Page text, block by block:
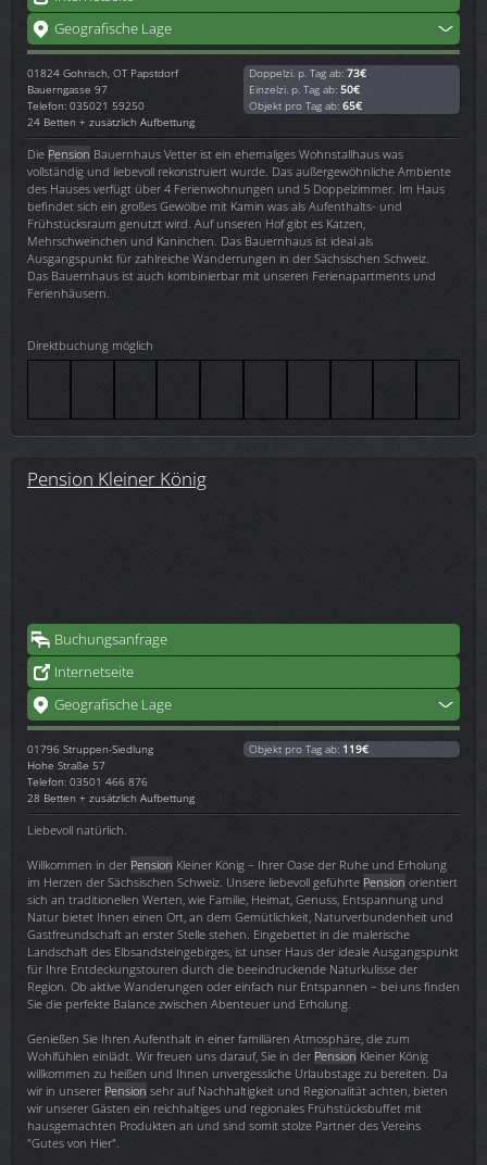
Geografische Lage
01824 Gohrisch, OT Papstdorf
Bauerngasse 97
Telefon: 035021 59250
24 Betten + zusätzlich Aufbettung
Doppelzi. p. Tag ab: 73€
Einzelzi. p. Tag ab: 50€
Objekt pro Tag ab: 65€
Die Pension Bauernhaus Vetter ist ein ehemaliges Wohnstallhaus was
vollständig und liebevoll rekonstruiert wurde. Das außergewöhnliche Ambiente
des Hauses verfügt über 4 Ferienwohnungen und 5 Doppelzimmer. Im Haus
befindet sich ein großes Gewölbe mit Kamin was als Aufenthalts- und
Frühstücksraum genutzt wird. Auf unseren Hof gibt es Katzen,
Mehrschweinchen und Kaninchen. Das Bauernhaus ist ideal als
Ausgangspunkt für zahlreiche Wanderrungen in der Sächsischen Schweiz.
Das Bauernhaus ist auch kombinierbar mit unseren Ferienapartments und
Ferienhäusern.
Direktbuchung möglich
Pension Kleiner König
Buchungsanfrage
Internetseite
Geografische Lage
01796 Struppen-Siedlung
Hohe Straße 57
Telefon: 03501 466 876
28 Betten + zusätzlich Aufbettung
Objekt pro Tag ab: 119€
Liebevoll natürlich.
Willkommen in der Pension Kleiner König – Ihrer Oase der Ruhe und Erholung
im Herzen der Sächsischen Schweiz. Unsere liebevoll geführte Pension orientiert
sich an traditionellen Werten, wie Familie, Heimat, Genuss, Entspannung und
Natur bietet Ihnen einen Ort, an dem Gemütlichkeit, Naturverbundenheit und
Gastfreundschaft an erster Stelle stehen. Eingebettet in die malerische
Landschaft des Elbsandsteingebirges, ist unser Haus der ideale Ausgangspunkt
für Ihre Entdeckungstouren durch die beeindruckende Naturkulisse der
Region. Ob aktive Wanderungen oder einfach nur Entspannen – bei uns finden
Sie die perfekte Balance zwischen Abenteuer und Erholung.
Genießen Sie Ihren Aufenthalt in einer familiären Atmosphäre, die zum
Wohlfühlen einlädt. Wir freuen uns darauf, Sie in der Pension Kleiner König
willkommen zu heißen und Ihnen unvergessliche Urlaubstage zu bereiten. Da
wir in unserer Pension sehr auf Nachhaltigkeit und Regionalität achten, bieten
wir unserer Gästen ein reichhaltiges und regionales Frühstücksbuffet mit
hausgemachten Produkten an und sind somit stolze Partner des Vereins
"Gutes von Hier".